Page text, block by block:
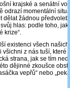
krajské a senátní
odrazí momentální
dělat žádnou
hlas: podle toho, jak
krize“.
existenci všech
všichni z nás tuší, které
strana, jak se tím
dějinné zkoušce
vepřů“ nebo